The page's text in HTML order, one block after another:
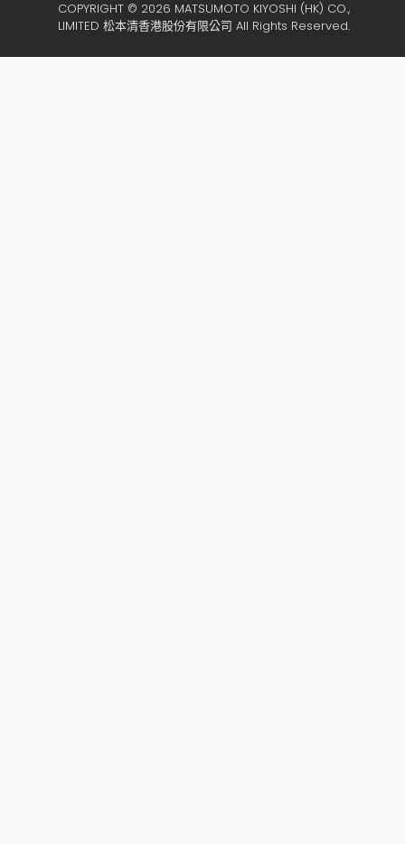
COPYRIGHT © 2026 MATSUMOTO KIYOSHI (HK) CO.,
LIMITED 松本清香港股份有限公司 All Rights Reserved.